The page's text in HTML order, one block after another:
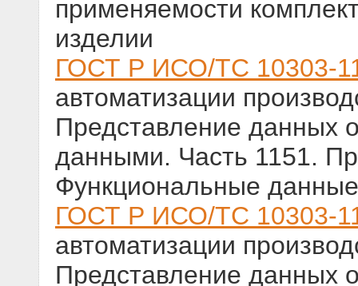
применяемости
изделии
ГОСТ Р ИСО/ТС 10303-
автоматизации
Представление данных
данными. Часть 1151.
Функциональные данные
ГОСТ Р ИСО/ТС 10303-
автоматизации
Представление данных